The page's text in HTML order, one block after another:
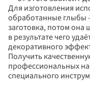
Для изготовления
обработанные глыбы
заготовка, потом она
в результате чего
декоративного
Получить
профессиональных
специального